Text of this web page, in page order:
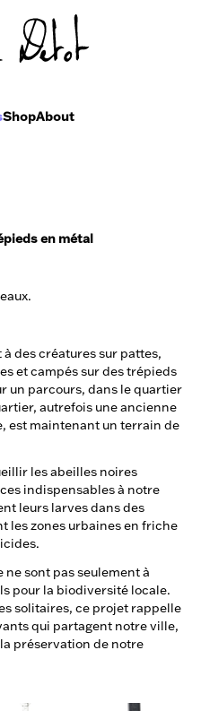
ShopAbout
en métal
des créatures sur pattes,
et campés sur des trépieds
un parcours, dans le quartier
autrefois une ancienne
est maintenant un terrain de
les abeilles noires
indispensables à notre
leurs larves dans des
les zones urbaines en friche
sont pas seulement à
pour la biodiversité locale.
solitaires, ce projet rappelle
qui partagent notre ville,
préservation de notre